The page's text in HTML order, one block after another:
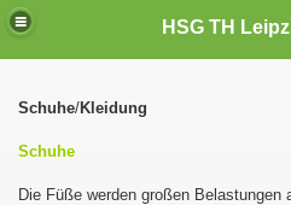
Schuhe/Kleidung
Schuhe
Die Füße werden großen